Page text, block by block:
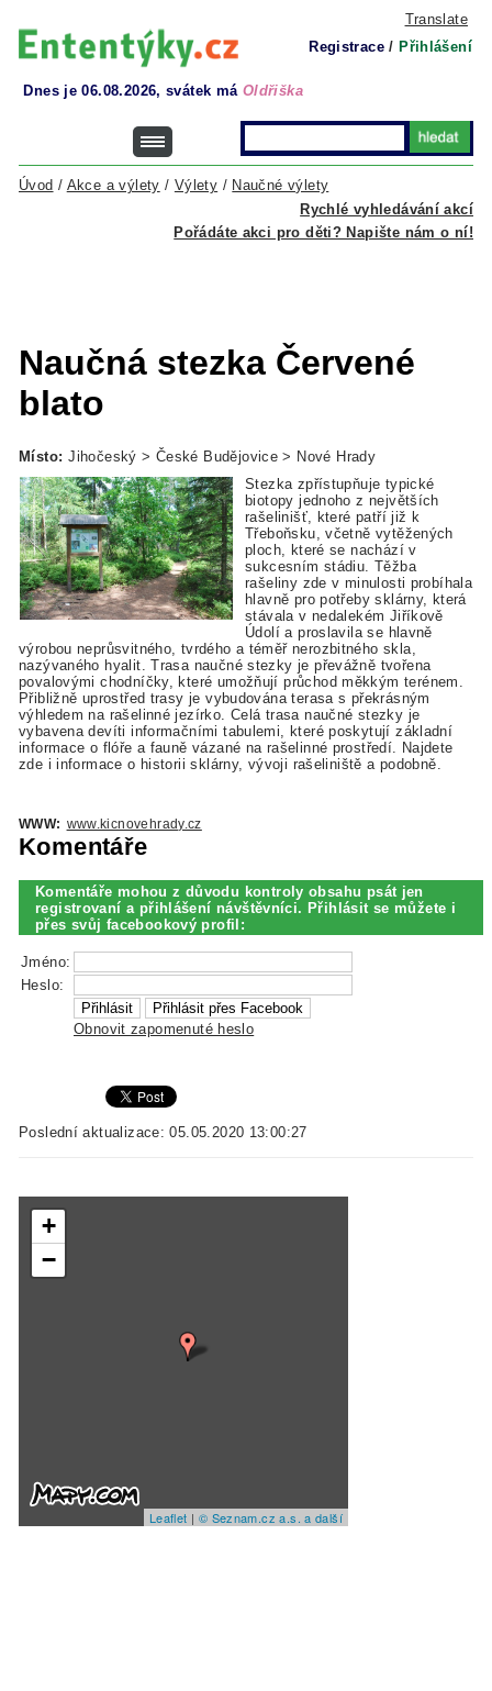
Translate
Registrace / Přihlášení
Dnes je 06.08.2026, svátek má Oldřiška
Rychlé vyhledávání akcí
Úvod / Akce a výlety / Výlety / Naučné výlety
Pořádáte akci pro děti? Napište nám o ní!
Naučná stezka Červené
blato
Místo: Jihočeský > České Budějovice > Nové Hrady
Stezka zpřístupňuje typické
biotopy jednoho z největších
rašelinišť, které patří již k
Třeboňsku, včetně vytěžených
ploch, které se nachází v
sukcesním stádiu. Těžba
rašeliny zde v minulosti probíhala
hlavně pro potřeby sklárny, která
stávala v nedalekém Jiříkově
Údolí a proslavila se hlavně
výrobou neprůsvitného, tvrdého a téměř nerozbitného skla,
nazývaného hyalit. Trasa naučné stezky je převážně tvořena
povalovými chodníčky, které umožňují průchod měkkým terénem.
Přibližně uprostřed trasy je vybudována terasa s překrásným
výhledem na rašelinné jezírko. Celá trasa naučné stezky je
vybavena devíti informačními tabulemi, které poskytují základní
informace o flóře a fauně vázané na rašelinné prostředí. Najdete
zde i informace o historii sklárny, vývoji rašeliniště a podobně.
WWW: www.kicnovehrady.cz
Komentáře
Komentáře mohou z důvodu kontroly obsahu psát jen
registrovaní a přihlášení návštěvníci. Přihlásit se můžete i
přes svůj facebookový profil:
Jméno:
Heslo:
Obnovit zapomenuté heslo
Poslední aktualizace: 05.05.2020 13:00:27
+
−
Leaflet | © Seznam.cz a.s. a další